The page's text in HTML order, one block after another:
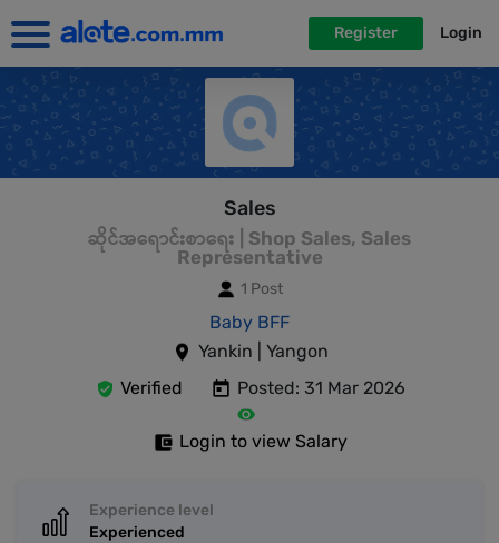
Register Login
Sales
ဆိုင်အရောင်းစာရေး | Shop Sales, Sales
Representative
1 Post
Baby BFF
Yankin | Yangon
Verified
Posted: 31 Mar 2026
Login to view Salary
Experience level
Experienced